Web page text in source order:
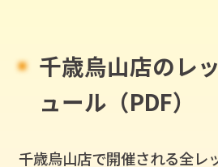
千歳烏山店のレ
ュール（PDF）
千歳烏山店で開催される全レ